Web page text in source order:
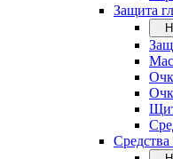
Защита